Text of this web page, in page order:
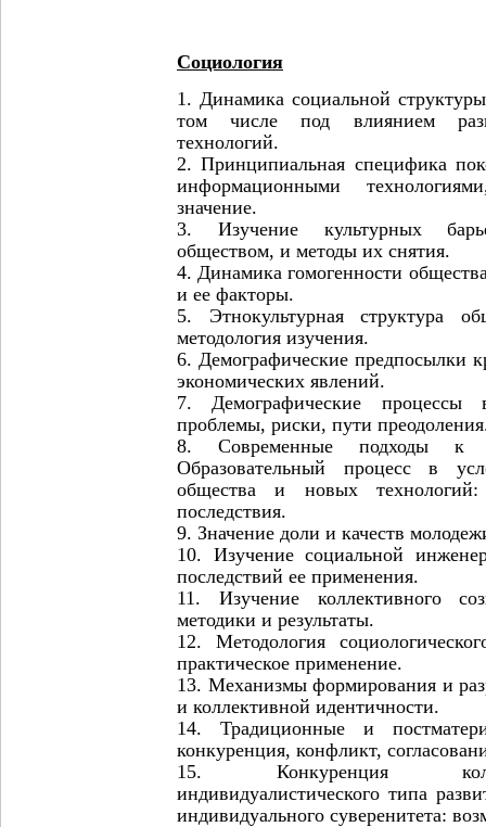
Социология
1. Динамика социальной
том числе под влиянием
технологий.
2. Принципиальная специфика
информационными
значение.
3. Изучение культурных
обществом, и методы их снятия.
4. Динамика гомогенности
и ее факторы.
5. Этнокультурная структура
методология изучения.
6. Демографические предпосылки
экономических явлений.
7. Демографические процессы
проблемы, риски, пути
8. Современные подходы к
Образовательный процесс в
общества и новых технологий:
последствия.
9. Значение доли и качеств
10. Изучение социальной
последствий ее применения.
11. Изучение коллективного
методики и результаты.
12. Методология
практическое применение.
13. Механизмы формирования и
и коллективной идентичности.
14. Традиционные и
конкуренция, конфликт,
15. Конкуренция
индивидуалистического типа
индивидуального суверенитета: